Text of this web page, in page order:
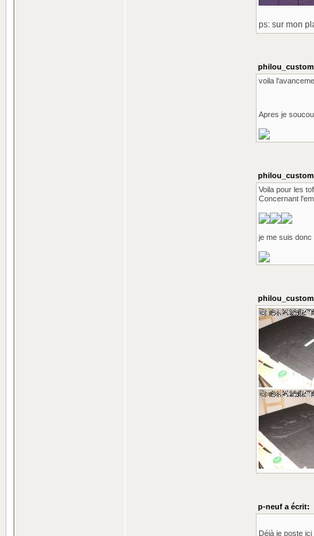
ps: sur mon
voila
Apres je
Voila pour les
Concernant
je me suis
p-neuf a écrit:
Déjà je poste